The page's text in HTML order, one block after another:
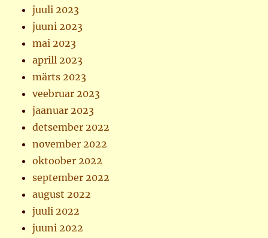
juuli 2023
juuni 2023
mai 2023
aprill 2023
märts 2023
veebruar 2023
jaanuar 2023
detsember 2022
november 2022
oktoober 2022
september 2022
august 2022
juuli 2022
juuni 2022